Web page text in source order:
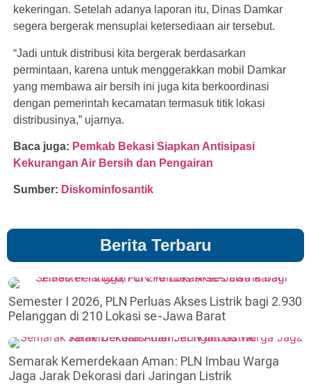
kekeringan. Setelah adanya laporan itu, Dinas Damkar
segera bergerak mensuplai ketersediaan air tersebut.
“Jadi untuk distribusi kita bergerak berdasarkan
permintaan, karena untuk menggerakkan mobil Damkar
yang membawa air bersih ini juga kita berkoordinasi
dengan pemerintah kecamatan termasuk titik lokasi
distribusinya,” ujarnya.
Baca juga: Pemkab Bekasi Siapkan Antisipasi
Kekurangan Air Bersih dan Pengairan
Sumber: Diskominfosantik
Berita Terbaru
Semester I 2026, PLN Perluas Akses Listrik bagi 2.930
Pelanggan di 210 Lokasi se-Jawa Barat
Semarak Kemerdekaan Aman: PLN Imbau Warga
Jaga Jarak Dekorasi dari Jaringan Listrik